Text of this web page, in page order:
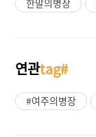
한말의병장
연관tag#
#여주의병장